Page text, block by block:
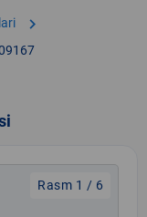
chevron_right
Rasm 1 / 6